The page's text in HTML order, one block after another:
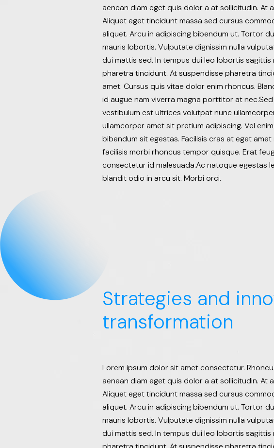
aenean diam eget quis dolor a at sollicitudin. At
Aliquet eget tincidunt massa sed cursus
aliquet. Arcu in adipiscing bibendum ut. Tortor
mauris lobortis. Vulputate dignissim nulla
dui mattis sed. In tempus dui leo lobortis
pharetra tincidunt. At suspendisse pharetra
amet. Cursus quis vitae dolor enim rhoncus.
id augue nam viverra magna porttitor at
vestibulum est ultrices volutpat nunc
ullamcorper amet sit pretium adipiscing. Vel
bibendum sit egestas. Facilisis cras at eget
facilisis morbi rhoncus tempor quisque. Erat
consectetur id malesuada.Ac natoque egestas
blandit odio in arcu sit. Morbi orci.
Strategies and
transformation
Lorem ipsum dolor sit amet consectetur.
aenean diam eget quis dolor a at sollicitudin. At
Aliquet eget tincidunt massa sed cursus
aliquet. Arcu in adipiscing bibendum ut. Tortor
mauris lobortis. Vulputate dignissim nulla
dui mattis sed. In tempus dui leo lobortis